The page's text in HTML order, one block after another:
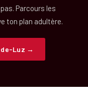
Parcours les
ton plan adultère.
Luz →